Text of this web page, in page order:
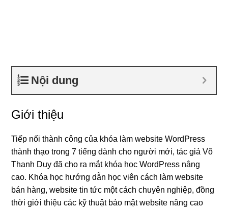
Nội dung
Giới thiệu
Tiếp nối thành công của khóa làm website WordPress
thành thạo trong 7 tiếng dành cho người mới, tác giả Võ
Thanh Duy đã cho ra mắt khóa học WordPress nâng
cao. Khóa học hướng dẫn học viên cách làm website
bán hàng, website tin tức một cách chuyên nghiệp, đồng
thời giới thiệu các kỹ thuật bảo mật website nâng cao